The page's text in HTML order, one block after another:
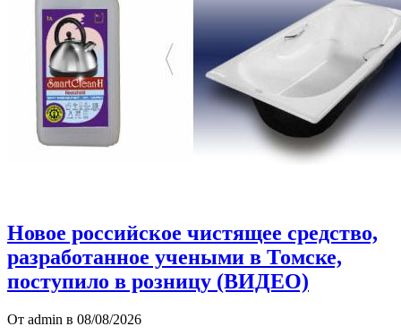
Новое российское чистящее средство,
разработанное учеными в Томске,
поступило в розницу (ВИДЕО)
От admin в 08/08/2026